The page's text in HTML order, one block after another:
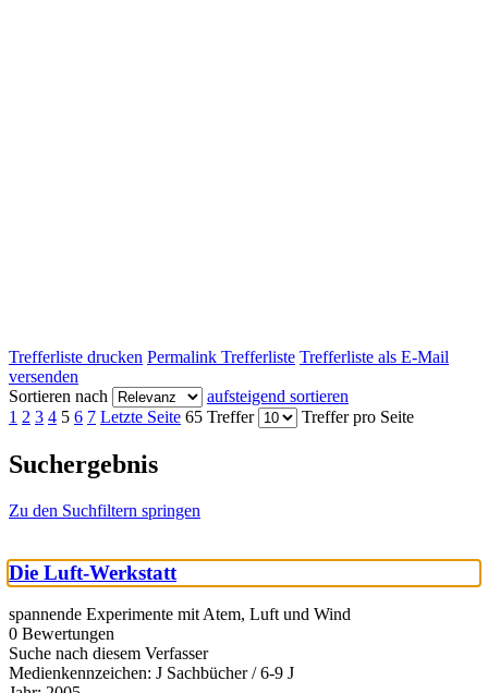
Trefferliste drucken Permalink Trefferliste Trefferliste als E-Mail
versenden
Sortieren nach
aufsteigend sortieren
1 2 3 4 5 6 7 Letzte Seite 65 Treffer Treffer pro Seite
Suchergebnis
Zu den Suchfiltern springen
Die Luft-Werkstatt
spannende Experimente mit Atem, Luft und Wind
0 Bewertungen
Suche nach diesem Verfasser
Medienkennzeichen: J Sachbücher / 6-9 J